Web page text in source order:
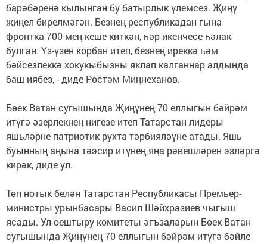
барәбәренә кылынган бу батырлык үлемсез. Җиңү
җиңел бирелмәгән. Безнең республикадан гына
фронтка 700 мең кеше киткән, һәр икенчесе һәлак
булган. Үз-үзен корбан итеп, безнең иреккә һәм
бәйсезлеккә хокукыбызны яклап калганнар алдында
баш иябез, - диде Рөстәм Миңнеханов.
Бөек Ватан сугышында Җиңүнең 70 еллыгын бәйрәм
итүгә әзерлекнең нигезе итеп Татарстан лидеры
яшьләрне патриотик рухта тәрбияләүне атады. Яшь
буынның аңына тәэсир итүнең яңа рәвешләрен эзләргә
кирәк, диде ул.
Төп нотык белән Татарстан Республикасы Премьер-
министры урынбасары Васил Шәйхразиев чыгыш
ясады. Ул оештыру комитеты әгъзаларын Бөек Ватан
сугышында Җиңүнең 70 еллыгын бәйрәм итүгә бәйле